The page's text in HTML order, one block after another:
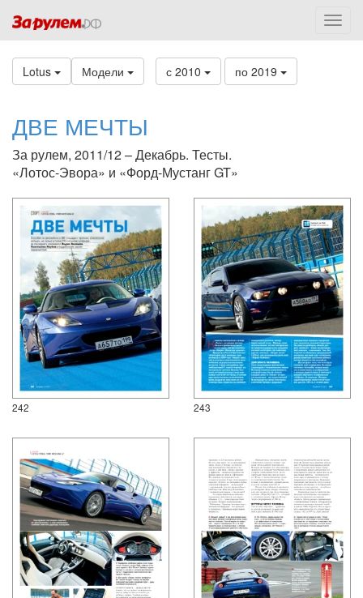
Lotus Модели с 2010 по 2019
ДВЕ МЕЧТЫ
За рулем, 2011/12 – Декабрь. Тесты.
«Лотос-Эвора» и «Форд-Мустанг GT»
242 243